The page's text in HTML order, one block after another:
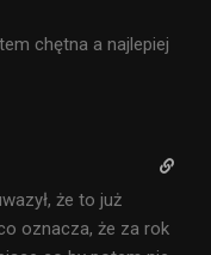
chętna a najlepiej
że to już
oznacza, że za rok